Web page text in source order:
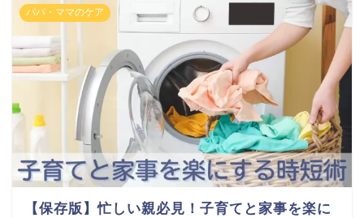
パパ・ママのケア
【保存版】忙しい親必見！子育てと家事を楽に